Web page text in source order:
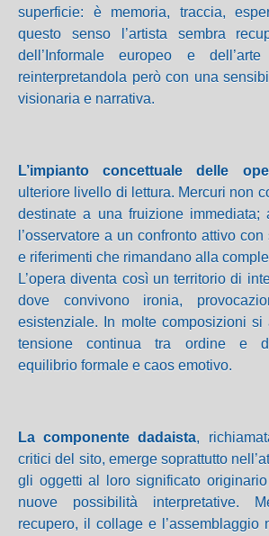
superficie: è memoria, traccia,
questo senso l’artista sembra
dell’Informale europeo e
reinterpretandola però con una
visionaria e narrativa.
L’impianto concettuale delle
ulteriore livello di lettura. Mercuri non
destinate a una fruizione immediata;
l’osservatore a un confronto attivo
e riferimenti che rimandano alla
L’opera diventa così un territorio di
dove convivono ironia,
esistenziale. In molte composizioni si
tensione continua tra ordine e
equilibrio formale e caos emotivo.
La componente dadaista,
critici del sito, emerge soprattutto
gli oggetti al loro significato
nuove possibilità interpretative.
recupero, il collage e l’assemblaggio